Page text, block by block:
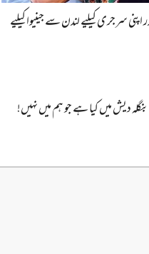
سرجری کیلیے لندن سے جینیوا کیلیے
دیش میں کیا ہے جو ہم میں نہیں!